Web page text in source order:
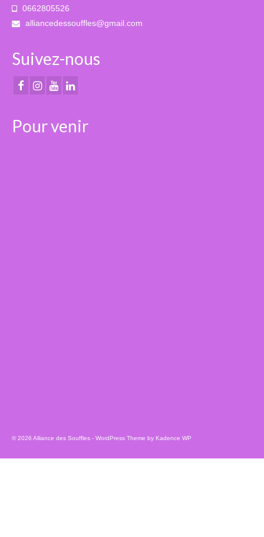
0662805526
alliancedessouffles@gmail.com
Suivez-nous
Pour venir
© 2026 Alliance des Souffles - WordPress Theme by Kadence WP